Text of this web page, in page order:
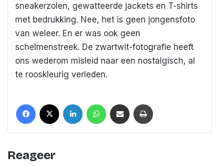
sneakerzolen, gewatteerde jackets en T-shirts
met bedrukking. Nee, het is geen jongensfoto
van weleer. En er was ook geen
schelmenstreek. De zwartwit-fotografie heeft
ons wederom misleid naar een nostalgisch, al
te rooskleurig verleden.
Facebook LinkedIn WhatsAppDeel met een mail
Reageer